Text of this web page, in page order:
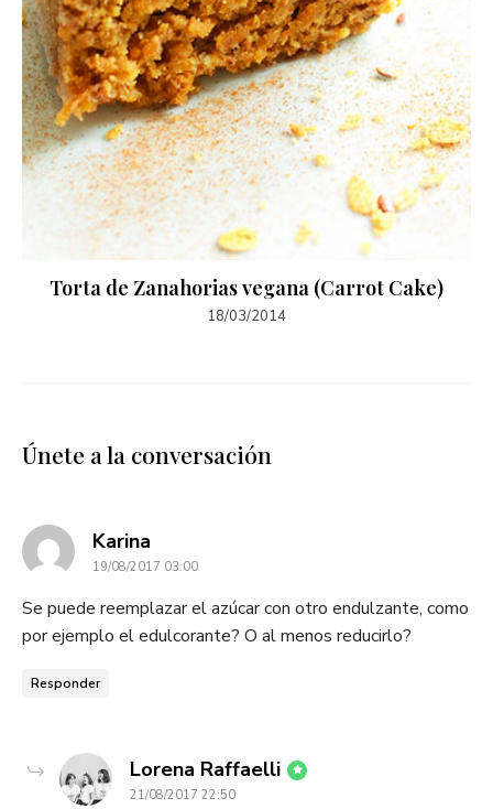
Torta de Zanahorias vegana (Carrot Cake)
18/03/2014
Únete a la conversación
Karina
19/08/2017 03:00
Se puede reemplazar el azúcar con otro endulzante, como
por ejemplo el edulcorante? O al menos reducirlo?
Responder
Lorena Raffaelli dice:
21/08/2017 22:50